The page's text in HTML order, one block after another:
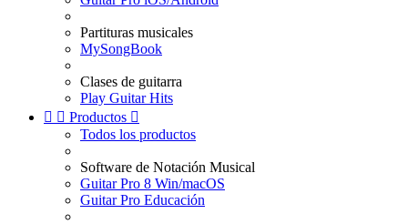
Partituras musicales
MySongBook
Clases de guitarra
Play Guitar Hits
  Productos 
Todos los productos
Software de Notación Musical
Guitar Pro 8 Win/macOS
Guitar Pro Educación